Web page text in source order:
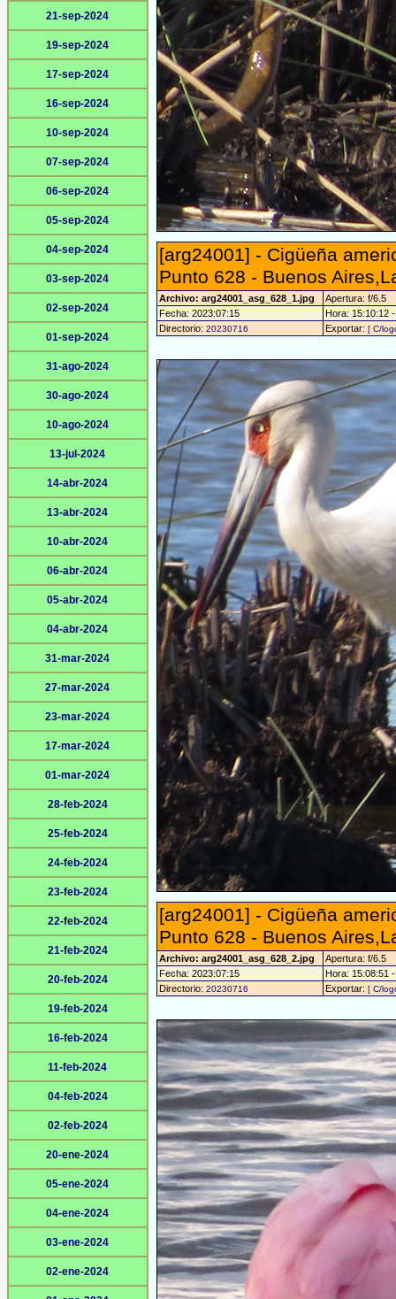
21-sep-2024
19-sep-2024
17-sep-2024
16-sep-2024
10-sep-2024
07-sep-2024
06-sep-2024
05-sep-2024
04-sep-2024
03-sep-2024
02-sep-2024
01-sep-2024
31-ago-2024
30-ago-2024
10-ago-2024
13-jul-2024
14-abr-2024
13-abr-2024
10-abr-2024
06-abr-2024
05-abr-2024
04-abr-2024
31-mar-2024
27-mar-2024
23-mar-2024
17-mar-2024
01-mar-2024
28-feb-2024
25-feb-2024
24-feb-2024
23-feb-2024
22-feb-2024
21-feb-2024
20-feb-2024
19-feb-2024
16-feb-2024
11-feb-2024
04-feb-2024
02-feb-2024
20-ene-2024
05-ene-2024
04-ene-2024
03-ene-2024
02-ene-2024
[arg24001] - Cigüeña
Punto 628 - Buenos
Archivo: arg24001_asg_628_1.jpg
Apertura: f/6.5
Fecha: 2023:07:15
Hora: 15:10:12
Directorio: 20230716 Exportar: [ C/
[arg24001] - Cigüeña
Punto 628 - Buenos
Archivo: arg24001_asg_628_2.jpg
Apertura: f/6.5
Fecha: 2023:07:15
Hora: 15:08:51
Directorio: 20230716 Exportar: [ C/